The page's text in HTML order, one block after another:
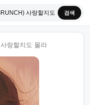
검색
사랑할지도 몰라